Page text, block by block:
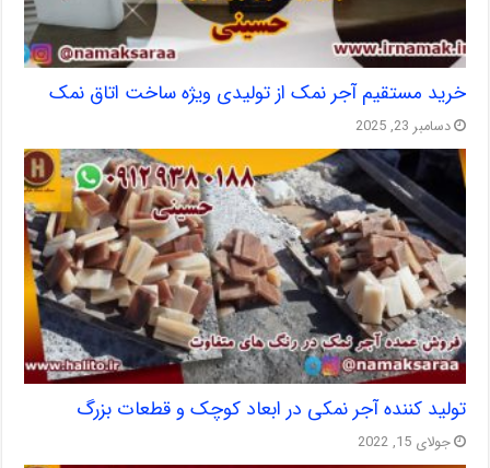
خرید مستقیم آجر نمک از تولیدی ویژه ساخت اتاق نمک
دسامبر 23, 2025
تولید کننده آجر نمکی در ابعاد کوچک و قطعات بزرگ
جولای 15, 2022